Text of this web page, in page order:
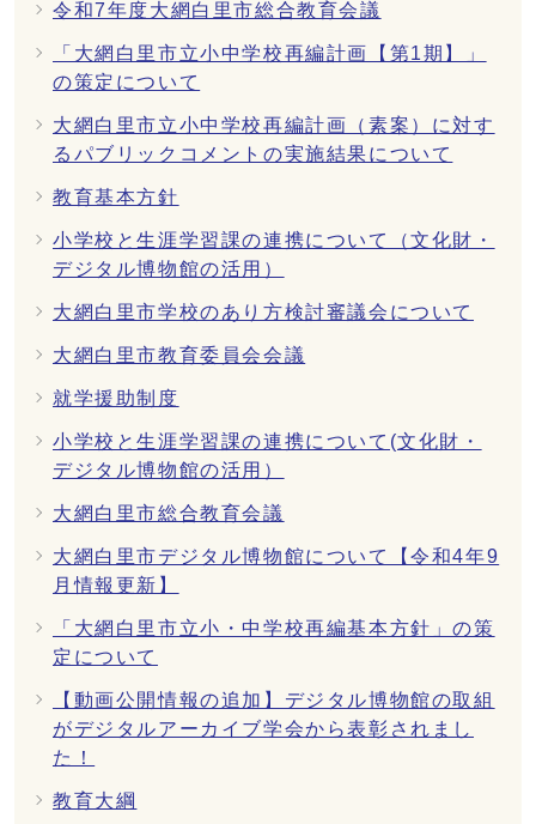
令和7年度大網白里市総合教育会議
「大網白里市立小中学校再編計画【第1期】」
の策定について
大網白里市立小中学校再編計画（素案）に対す
るパブリックコメントの実施結果について
教育基本方針
小学校と生涯学習課の連携について（文化財・
デジタル博物館の活用）
大網白里市学校のあり方検討審議会について
大網白里市教育委員会会議
就学援助制度
小学校と生涯学習課の連携について(文化財・
デジタル博物館の活用）
大網白里市総合教育会議
大網白里市デジタル博物館について【令和4年9
月情報更新】
「大網白里市立小・中学校再編基本方針」の策
定について
【動画公開情報の追加】デジタル博物館の取組
がデジタルアーカイブ学会から表彰されまし
た！
教育大綱